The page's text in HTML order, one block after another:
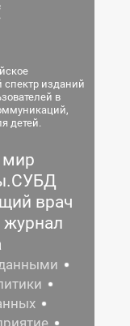
изданий
в
детей.
врач